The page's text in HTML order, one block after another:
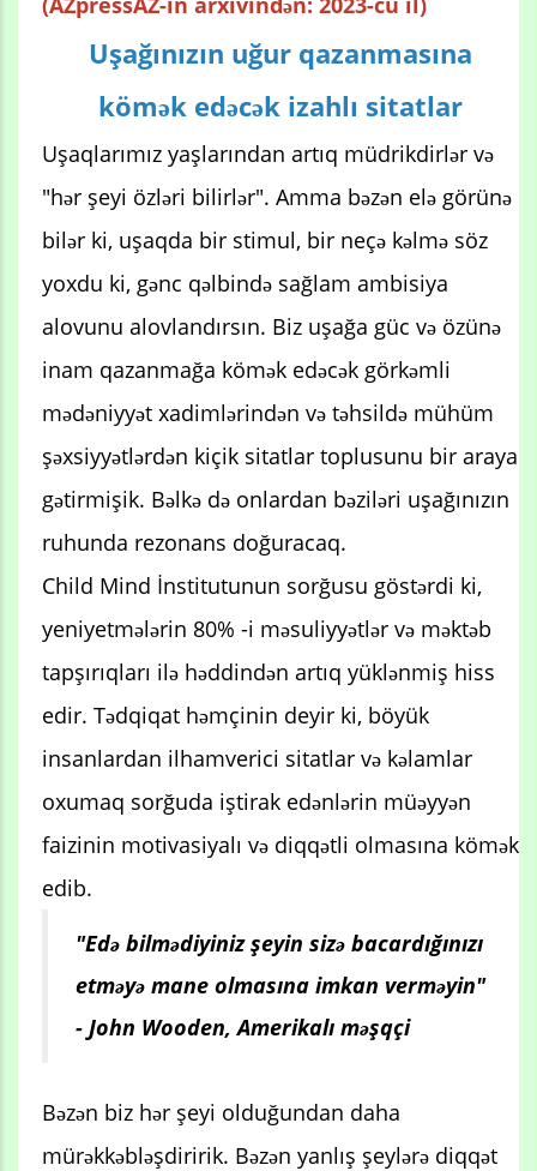
Uşağınızın uğur qazanmasına
kömək edəcək izahlı sitatlar
Uşaqlarımız yaşlarından artıq müdrikdirlər və
"hər şeyi özləri bilirlər". Amma bəzən elə görünə
bilər ki, uşaqda bir stimul, bir neçə kəlmə söz
yoxdu ki, gənc qəlbində sağlam ambisiya
alovunu alovlandırsın. Biz uşağa güc və özünə
inam qazanmağa kömək edəcək görkəmli
mədəniyyət xadimlərindən və təhsildə mühüm
şəxsiyyətlərdən kiçik sitatlar toplusunu bir araya
gətirmişik. Bəlkə də onlardan bəziləri uşağınızın
ruhunda rezonans doğuracaq.
Child Mind İnstitutunun sorğusu göstərdi ki,
yeniyetmələrin 80% -i məsuliyyətlər və məktəb
tapşırıqları ilə həddindən artıq yüklənmiş hiss
edir. Tədqiqat həmçinin deyir ki, böyük
insanlardan ilhamverici sitatlar və kəlamlar
oxumaq sorğuda iştirak edənlərin müəyyən
faizinin motivasiyalı və diqqətli olmasına kömək
edib.
"Edə bilmədiyiniz şeyin sizə bacardığınızı
etməyə mane olmasına imkan verməyin"
- John Wooden, Amerikalı məşqçi
Bəzən biz hər şeyi olduğundan daha
mürəkkəbləşdiririk. Bəzən yanlış şeylərə diqqət